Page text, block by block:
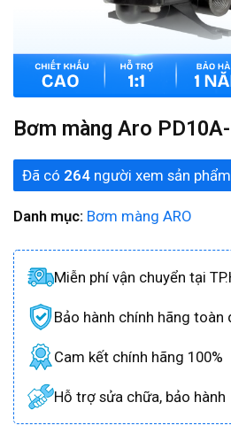
Bơm màng Aro
Đã có 264 người xem sản
Danh mục: Bơm màng ARO
Miễn phí vận chuyển tại
Bảo hành chính hãng toàn
Cam kết chính hãng 100%
Hỗ trợ sửa chữa, bảo hành